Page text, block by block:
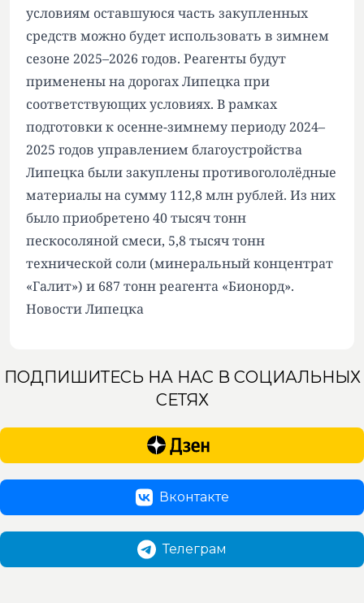
условиям оставшуюся часть закупленных
средств можно будет использовать в зимнем
сезоне 2025–2026 годов. Реагенты будут
применены на дорогах Липецка при
соответствующих условиях. В рамках
подготовки к осенне-зимнему периоду 2024–
2025 годов управлением благоустройства
Липецка были закуплены противогололёдные
материалы на сумму 112,8 млн рублей. Из них
было приобретено 40 тысяч тонн
пескосоляной смеси, 5,8 тысяч тонн
технической соли (минеральный концентрат
«Галит») и 687 тонн реагента «Бионорд».
Новости Липецка
ПОДПИШИТЕСЬ НА НАС В СОЦИАЛЬНЫХ
СЕТЯХ
Вконтакте
Телеграм